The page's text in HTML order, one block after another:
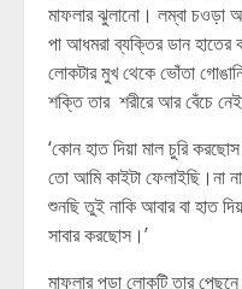
মাফলার ঝুলানো। লম্বা চওড়া
পা আধমরা ব্যক্তির ডান
লোকটার মুখ থেকে ভোঁতা
শক্তি তার শরীরে আর বেঁচে
‘কোন হাত দিয়া মাল চুরি
তো আমি কাইটা ফেলাইছি।না
শুনছি তুই নাকি আবার বা হাত
সাবার করছোস।’
মাফলার পড়া লোকটি তার